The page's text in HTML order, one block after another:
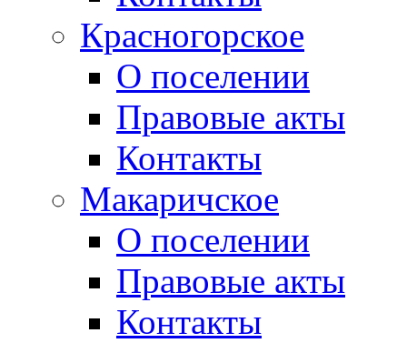
Красногорское
О поселении
Правовые акты
Контакты
Макаричское
О поселении
Правовые акты
Контакты